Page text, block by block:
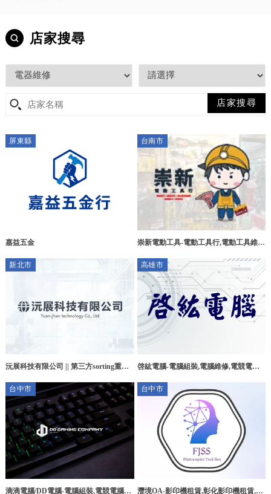
店家搜尋
屏東縣
嘉益五金
台南市
崇新電動工具-電動工具行,電動工具維
新北市
沅展科技有限公司 || 第三方sorting重工
北第三方重工公司 || 電子零件Sorting
高雄市
啓紘電腦-電腦組裝,電腦維修,電競電腦
區電競電腦組裝
台中市
滴滴電腦/DD電腦-電腦組裝,電競電腦組
台中市
灃境OA-影印機租賃,彰化影印機租賃,員